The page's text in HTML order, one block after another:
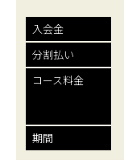
入会金
分割払い
コース料金
期間